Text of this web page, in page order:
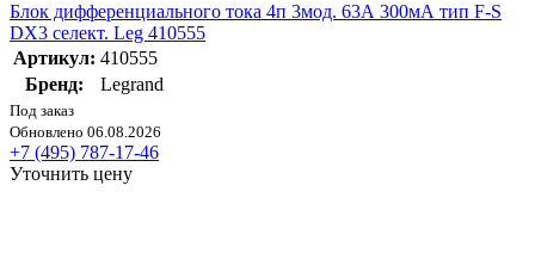
Блок дифференциального тока 4п 3мод. 63А 300мА тип F-S
DX3 селект. Leg 410555
Артикул: 410555
Бренд:
Legrand
Под заказ
Обновлено 06.08.2026
+7 (495) 787-17-46
Уточнить цену